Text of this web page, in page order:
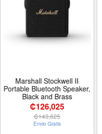
Marshall Stockwell II
Portable Bluetooth Speaker,
Black and Brass
₡126,025
₡143,625
Envio Gratis